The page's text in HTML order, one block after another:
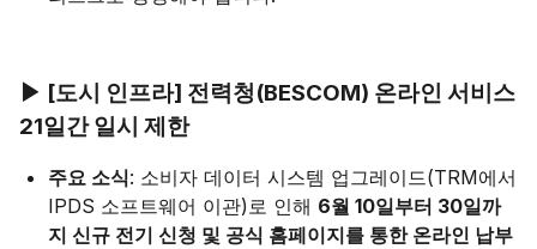
▶ [도시 인프라] 전력청(BESCOM) 온라인 서비스
21일간 일시 제한
주요 소식: 소비자 데이터 시스템 업그레이드(TRM에서
IPDS 소프트웨어 이관)로 인해 6월 10일부터 30일까
지 신규 전기 신청 및 공식 홈페이지를 통한 온라인 납부